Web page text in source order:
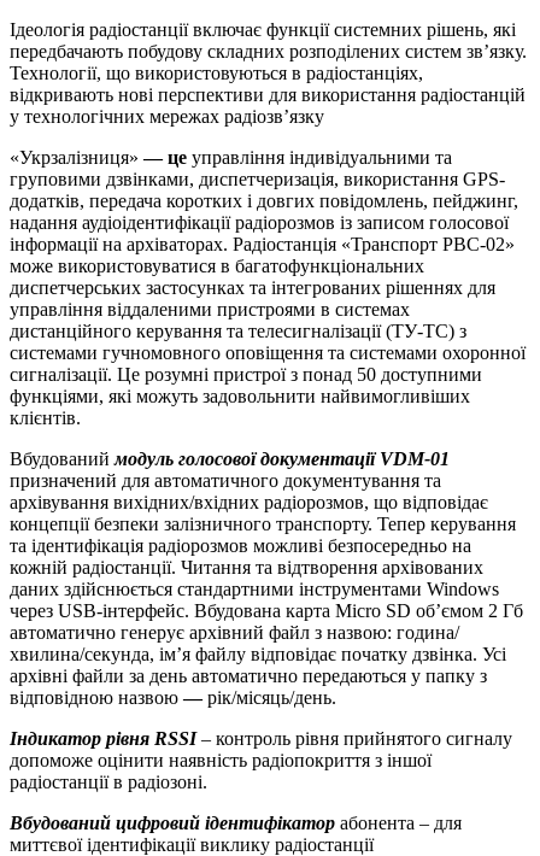
Ідеологія радіостанції включає функції системних рішень, які
передбачають побудову складних розподілених систем зв’язку.
Технології, що використовуються в радіостанціях,
відкривають нові перспективи для використання радіостанцій
у технологічних мережах радіозв’язку
«Укрзалізниця»— це управління індивідуальними та
груповими дзвінками, диспетчеризація, використання GPS-
додатків, передача коротких і довгих повідомлень, пейджинг,
надання аудіоідентифікації радіорозмов із записом голосової
інформації на архіваторах. Радіостанція «Транспорт РВС-02»
може використовуватися в багатофункціональних
диспетчерських застосунках та інтегрованих рішеннях для
управління віддаленими пристроями в системах
дистанційного керування та телесигналізації (ТУ-ТС) з
системами гучномовного оповіщення та системами охоронної
сигналізації. Це розумні пристрої з понад 50 доступними
функціями, які можуть задовольнити найвимогливіших
клієнтів.
Вбудованиймодуль голосової документації VDM-01
призначений для автоматичного документування та
архівування вихідних/вхідних радіорозмов, що відповідає
концепції безпеки залізничного транспорту. Тепер керування
та ідентифікація радіорозмов можливі безпосередньо на
кожній радіостанції. Читання та відтворення архівованих
даних здійснюється стандартними інструментами Windows
через USB-інтерфейс. Вбудована карта Micro SD об’ємом 2 Гб
автоматично генерує архівний файл з назвою: година/
хвилина/секунда, ім’я файлу відповідає початку дзвінка. Усі
архівні файли за день автоматично передаються у папку з
відповідною назвою—рік/місяць/день.
Індикатор рівня RSSI– контроль рівня прийнятого сигналу
допоможе оцінити наявність радіопокриття з іншої
радіостанції в радіозоні.
Вбудований цифровий ідентифікатор абонента – для
миттєвої ідентифікації виклику радіостанції